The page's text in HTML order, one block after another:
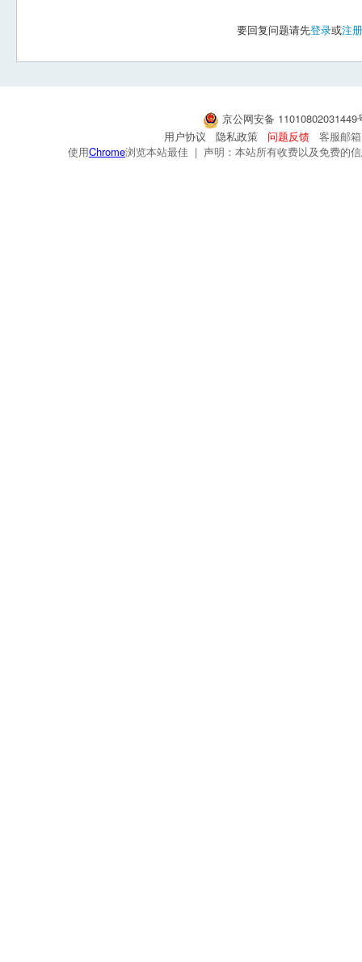
要回复问题请先登录或注册
京公网安备
用户协议
隐私政策 问题反馈
客服邮
使用Chrome浏览本站最佳 | 声明：本站所有收费以及免费的